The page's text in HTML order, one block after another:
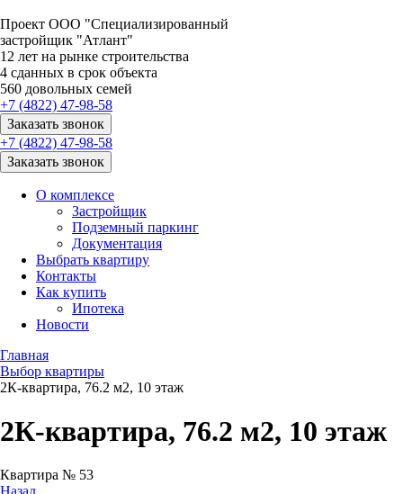
Проект ООО "Специализированный
застройщик "Атлант"
12 лет на рынке строительства
4 сданных в срок объекта
560 довольных семей
+7 (4822) 47-98-58
Заказать звонок
+7 (4822) 47-98-58
Заказать звонок
О комплексе
Застройщик
Подземный паркинг
Документация
Выбрать квартиру
Контакты
Как купить
Ипотека
Новости
Главная
Выбор квартиры
2К-квартира, 76.2 м2, 10 этаж
2К-квартира, 76.2 м2, 10 этаж
Квартира № 53
Назад